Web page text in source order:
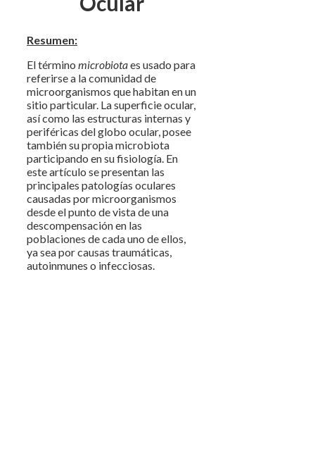
Resumen:
El término microbiotaes usado para
referirse a la comunidad de
microorganismos que habitan en un
sitio particular. La superficie ocular,
así como las estructuras internas y
periféricas del globo ocular, posee
también su propia microbiota
participando en su fisiología. En
este artículo se presentan las
principales patologías oculares
causadas por microorganismos
desde el punto de vista de una
descompensación en las
poblaciones de cada uno de ellos,
ya sea por causas traumáticas,
autoinmunes o infecciosas.